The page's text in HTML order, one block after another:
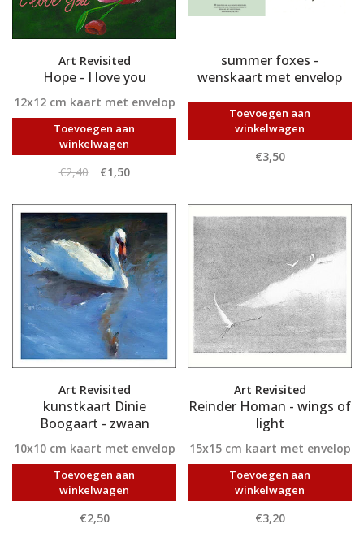
Art Revisited
Hope - I love you
12x12 cm kaart met envelop
Toevoegen aan
winkelwagen
€2,40 €1,50
summer foxes -
wenskaart met envelop
Toevoegen aan
winkelwagen
€3,50
Art Revisited
kunstkaart Dinie
Boogaart - zwaan
10x10 cm kaart met envelop
Toevoegen aan
winkelwagen
€2,50
Art Revisited
Reinder Homan - wings of
light
15x15 cm kaart met envelop
Toevoegen aan
winkelwagen
€3,20